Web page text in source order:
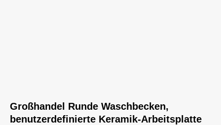
Großhandel Runde Waschbecken,
benutzerdefinierte Keramik-Arbeitsplatte